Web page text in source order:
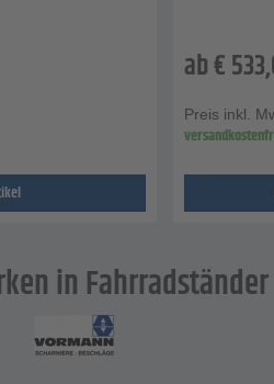
ab€
Preis inkl.
in Fahrradständer